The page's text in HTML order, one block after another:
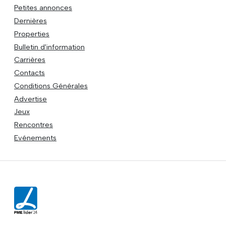
Petites annonces
Dernières
Properties
Bulletin d'information
Carrières
Contacts
Conditions Générales
Advertise
Jeux
Rencontres
Evénements